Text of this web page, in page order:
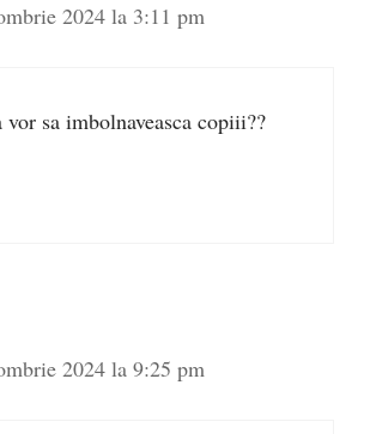
2024 la 3:11 pm
sa imbolnaveasca copiii??
2024 la 9:25 pm